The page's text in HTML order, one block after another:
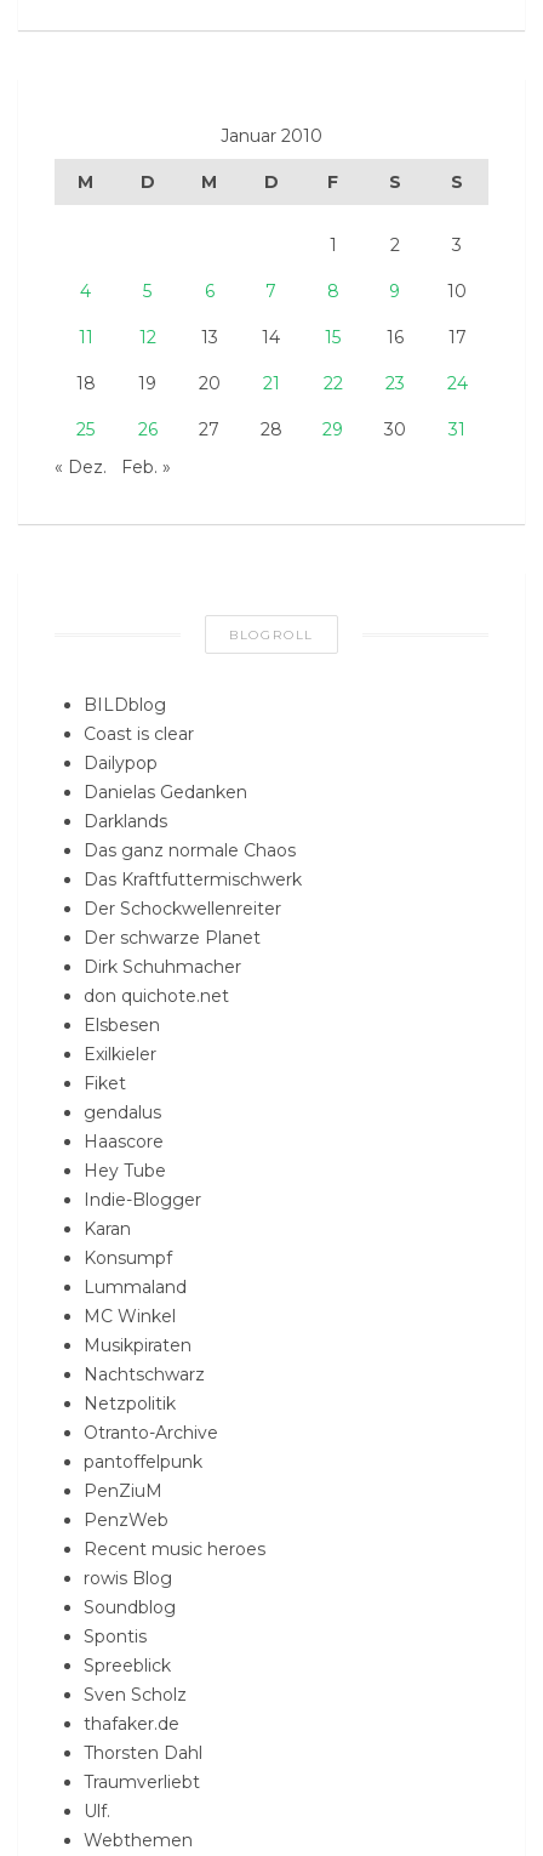
Januar 2010
M D M D F S S
1 2 3
4 5 6 7 8 9 10
11 12 13 14 15 16 17
18 19 20 21 22 23 24
25 26 27 28 29 30
31
« Dez.
Feb. »
BLOGROLL
BILDblog
Coast is clear
Dailypop
Danielas Gedanken
Darklands
Das ganz normale Chaos
Das Kraftfuttermischwerk
Der Schockwellenreiter
Der schwarze Planet
Dirk Schuhmacher
don quichote.net
Elsbesen
Exilkieler
Fiket
gendalus
Haascore
Hey Tube
Indie-Blogger
Karan
Konsumpf
Lummaland
MC Winkel
Musikpiraten
Nachtschwarz
Netzpolitik
Otranto-Archive
pantoffelpunk
PenZiuM
PenzWeb
Recent music heroes
rowis Blog
Soundblog
Spontis
Spreeblick
Sven Scholz
thafaker.de
Thorsten Dahl
Traumverliebt
Ulf.
Webthemen